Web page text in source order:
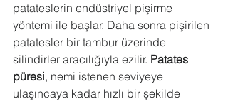
patateslerin endüstriyel pişirme
yöntemi ile başlar. Daha sonra pişirilen
patatesler bir tambur üzerinde
silindirler aracılığıyla ezilir. Patates
püresi, nemi istenen seviyeye
ulaşıncaya kadar hızlı bir şekilde